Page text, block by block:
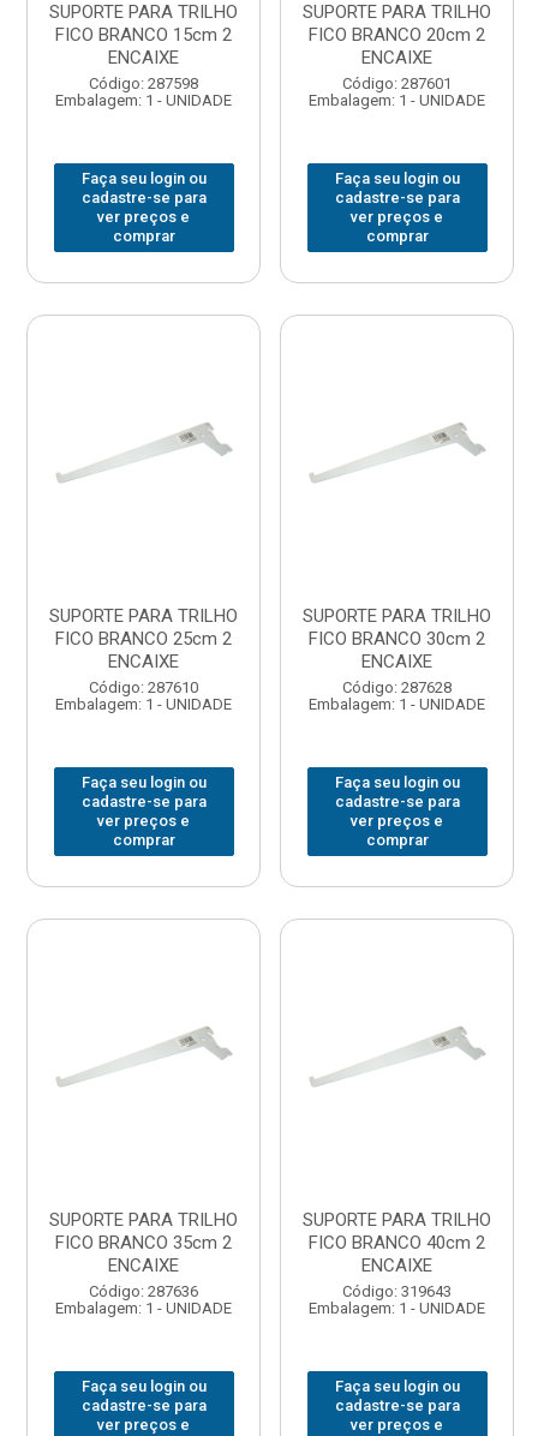
SUPORTE PARA TRILHO
FICO BRANCO 15cm 2
ENCAIXE
Código: 287598
Embalagem: 1 - UNIDADE
Faça seu login ou
cadastre-se para
ver preços e
comprar
SUPORTE PARA TRILHO
FICO BRANCO 20cm 2
ENCAIXE
Código: 287601
Embalagem: 1 - UNIDADE
Faça seu login ou
cadastre-se para
ver preços e
comprar
SUPORTE PARA TRILHO
FICO BRANCO 25cm 2
ENCAIXE
Código: 287610
Embalagem: 1 - UNIDADE
Faça seu login ou
cadastre-se para
ver preços e
comprar
SUPORTE PARA TRILHO
FICO BRANCO 30cm 2
ENCAIXE
Código: 287628
Embalagem: 1 - UNIDADE
Faça seu login ou
cadastre-se para
ver preços e
comprar
SUPORTE PARA TRILHO
FICO BRANCO 35cm 2
ENCAIXE
Código: 287636
Embalagem: 1 - UNIDADE
Faça seu login ou
cadastre-se para
ver preços e
SUPORTE PARA TRILHO
FICO BRANCO 40cm 2
ENCAIXE
Código: 319643
Embalagem: 1 - UNIDADE
Faça seu login ou
cadastre-se para
ver preços e